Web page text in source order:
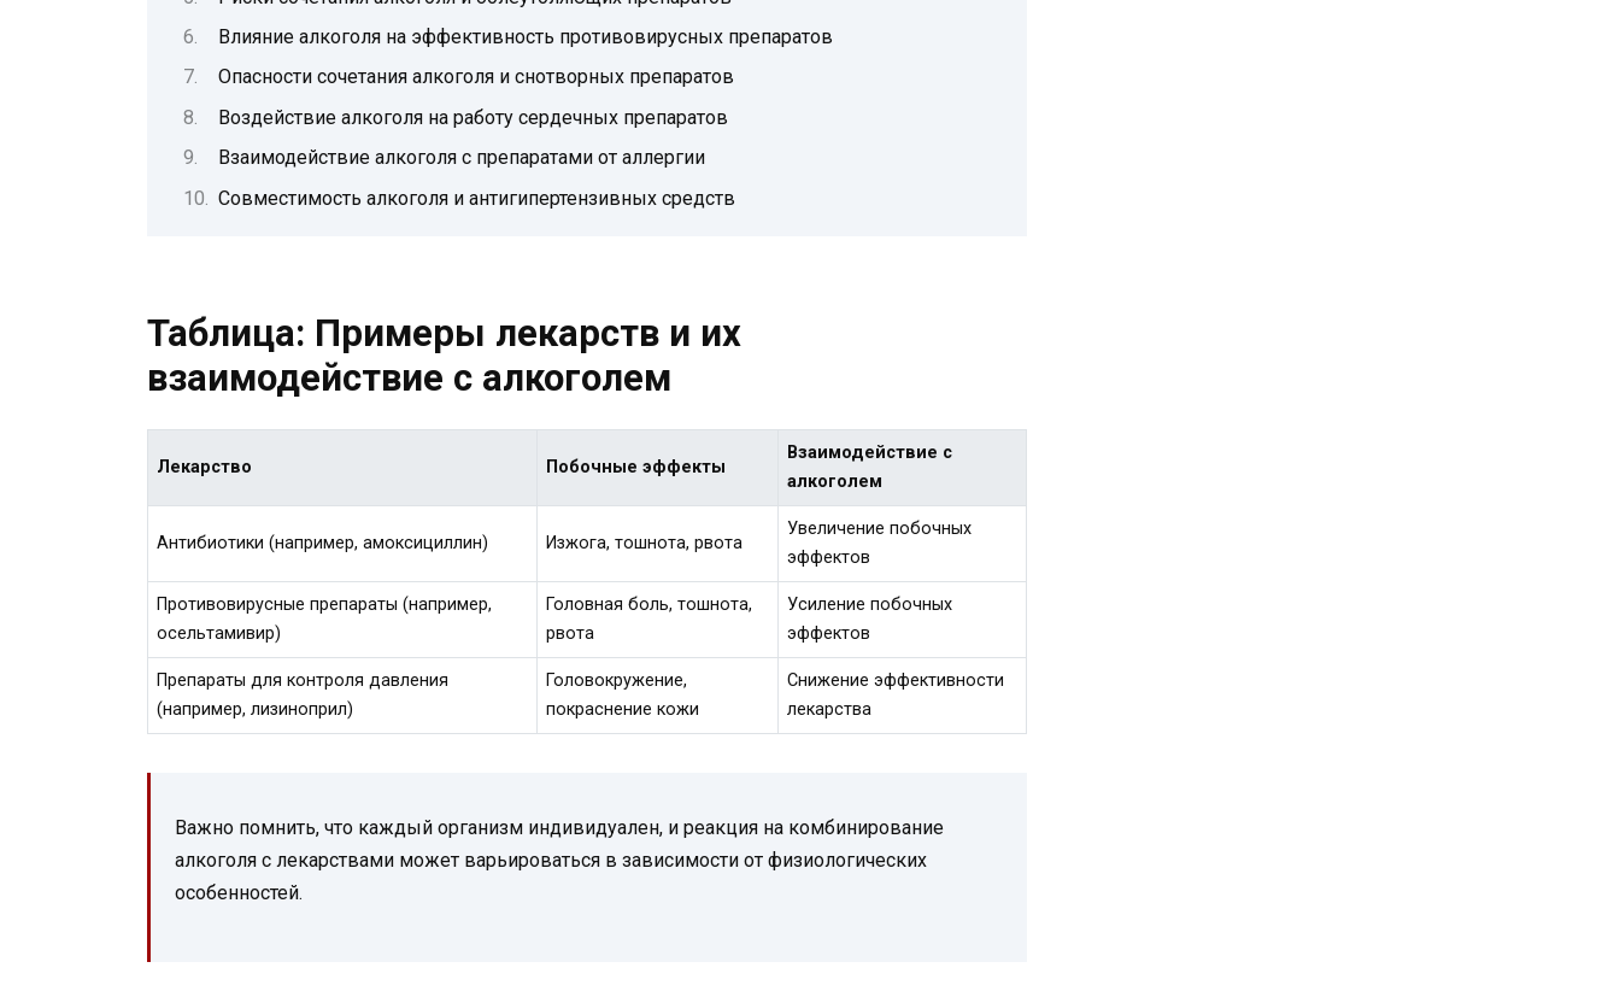
Влияние алкоголя на эффективность противовирусных препаратов
Опасности сочетания алкоголя и снотворных препаратов
Воздействие алкоголя на работу сердечных препаратов
Взаимодействие алкоголя с препаратами от аллергии
Совместимость алкоголя и антигипертензивных средств
Таблица: Примеры лекарств и их
взаимодействие с алкоголем
Лекарство Побочные эффекты
Взаимодействие с
алкоголем
Антибиотики (например, амоксициллин) Изжога, тошнота, рвота
Увеличение побочных
эффектов
Противовирусные препараты (например,
осельтамивир)
Головная боль, тошнота,
рвота
Усиление побочных
эффектов
Препараты для контроля давления
(например, лизиноприл)
Головокружение,
покраснение кожи
Снижение эффективности
лекарства
Важно помнить, что каждый организм индивидуален, и реакция на комбинирование
алкоголя с лекарствами может варьироваться в зависимости от физиологических
особенностей.